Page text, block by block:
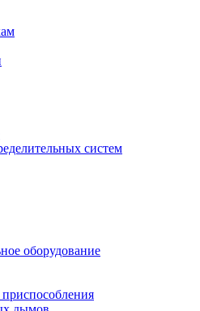
систем
оборудование